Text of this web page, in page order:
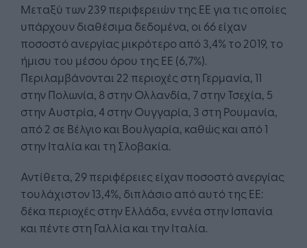
Μεταξύ των 239 περιφερειών της ΕΕ για τις οποίες
υπάρχουν διαθέσιμα δεδομένα, οι 66 είχαν
ποσοστό ανεργίας μικρότερο από 3,4% το 2019, το
ήμισυ του μέσου όρου της ΕΕ (6,7%).
Περιλαμβάνονται 22 περιοχές στη Γερμανία, 11
στην Πολωνία, 8 στην Ολλανδία, 7 στην Τσεχία, 5
στην Αυστρία, 4 στην Ουγγαρία, 3 στη Ρουμανία,
από 2 σε Βέλγιο και Βουλγαρία, καθώς και από 1
στην Ιταλία και τη Σλοβακία.
Αντίθετα, 29 περιφέρειες είχαν ποσοστό ανεργίας
τουλάχιστον 13,4%, διπλάσιο από αυτό της ΕΕ:
δέκα περιοχές στην Ελλάδα, εννέα στην Ισπανία
και πέντε στη Γαλλία και την Ιταλία.